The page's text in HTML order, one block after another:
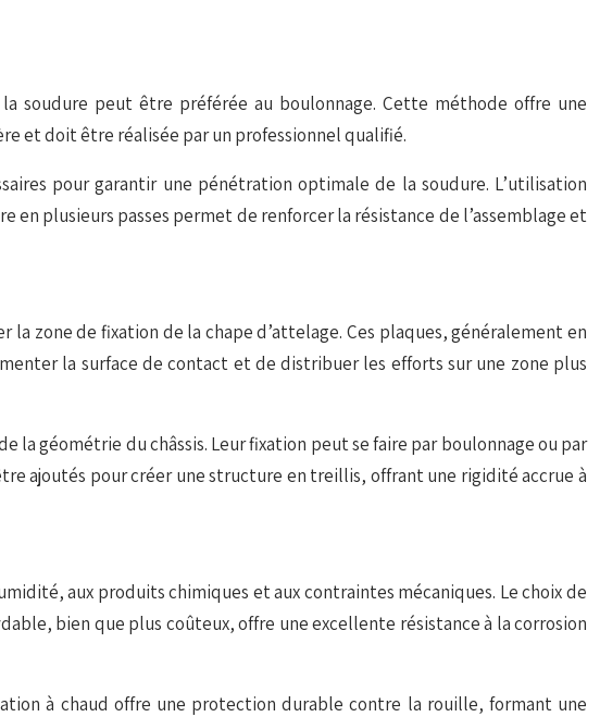
soudure peut être préférée au boulonnage. Cette méthode offre une
et doit être réalisée par un professionnel qualifié.
pour garantir une pénétration optimale de la soudure. L’utilisation
en plusieurs passes permet de renforcer la résistance de l’assemblage et
zone de fixation de la chape d’attelage. Ces plaques, généralement en
la surface de contact et de distribuer les efforts sur une zone plus
géométrie du châssis. Leur fixation peut se faire par boulonnage ou par
ajoutés pour créer une structure en treillis, offrant une rigidité accrue à
aux produits chimiques et aux contraintes mécaniques. Le choix de
bien que plus coûteux, offre une excellente résistance à la corrosion
à chaud offre une protection durable contre la rouille, formant une